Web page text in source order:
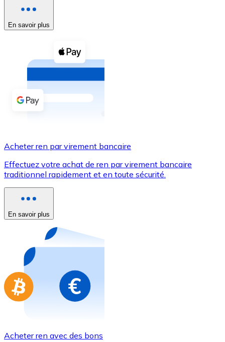
Voir toutes
Coupons crypto
Achetez des cryptomonnaies en espèces et d'autres
Acheter avec espèces
Virement SEPA
Utilisez les cartes Visa et Mastercard pour acheter
Acheter avec carte
Nouveau
Achetez des cartes-cadeaux de vos marques
Aller à la boutique de cartes-cadeaux
En savoir plus
Acheter ren par virement bancaire
Effectuez votre achat de ren par virement bancaire
traditionnel rapidement et en toute sécurité.
En savoir plus
Acheter ren avec des bons